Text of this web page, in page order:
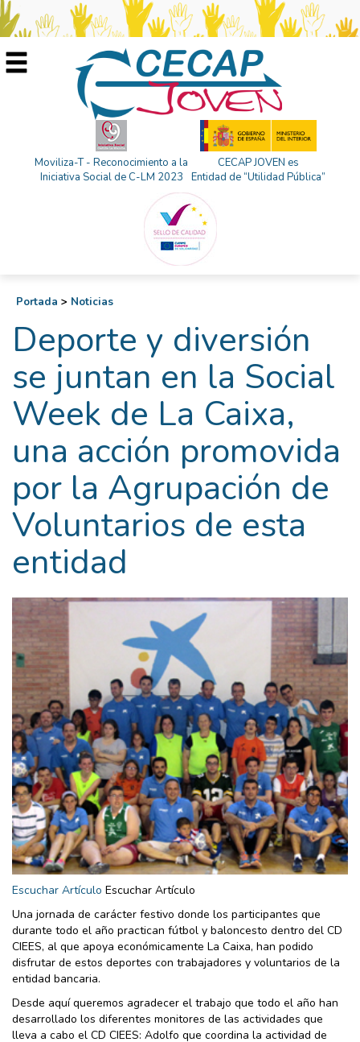
Moviliza-T - Reconocimiento a la
Iniciativa Social de C-LM 2023
CECAP JOVEN es
Entidad de “Utilidad Pública”
Portada > Noticias
Deporte y diversión
se juntan en la Social
Week de La Caixa,
una acción promovida
por la Agrupación de
Voluntarios de esta
entidad
Escuchar Artículo Escuchar Artículo
Una jornada de carácter festivo donde los participantes que
durante todo el año practican fútbol y baloncesto dentro del CD
CIEES, al que apoya económicamente La Caixa, han podido
disfrutar de estos deportes con trabajadores y voluntarios de la
entidad bancaria.
Desde aquí queremos agradecer el trabajo que todo el año han
desarrollado los diferentes monitores de las actividades que
lleva a cabo el CD CIEES: Adolfo que coordina la actividad de